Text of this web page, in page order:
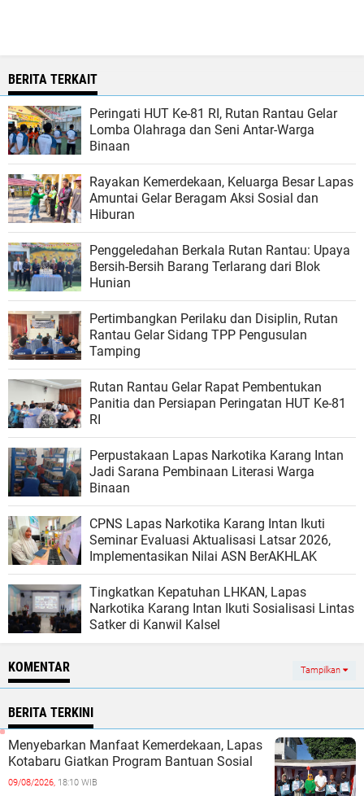
BERITA TERKAIT
Peringati HUT Ke-81 RI, Rutan Rantau Gelar
Lomba Olahraga dan Seni Antar-Warga
Binaan
Rayakan Kemerdekaan, Keluarga Besar Lapas
Amuntai Gelar Beragam Aksi Sosial dan
Hiburan
Penggeledahan Berkala Rutan Rantau: Upaya
Bersih-Bersih Barang Terlarang dari Blok
Hunian
Pertimbangkan Perilaku dan Disiplin, Rutan
Rantau Gelar Sidang TPP Pengusulan
Tamping
Rutan Rantau Gelar Rapat Pembentukan
Panitia dan Persiapan Peringatan HUT Ke-81
RI
Perpustakaan Lapas Narkotika Karang Intan
Jadi Sarana Pembinaan Literasi Warga
Binaan
CPNS Lapas Narkotika Karang Intan Ikuti
Seminar Evaluasi Aktualisasi Latsar 2026,
Implementasikan Nilai ASN BerAKHLAK
Tingkatkan Kepatuhan LHKAN, Lapas
Narkotika Karang Intan Ikuti Sosialisasi Lintas
Satker di Kanwil Kalsel
KOMENTAR Tampilkan
BERITA TERKINI
Menyebarkan Manfaat Kemerdekaan, Lapas
Kotabaru Giatkan Program Bantuan Sosial
09/08/2026, 18:10 WIB